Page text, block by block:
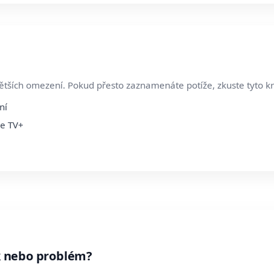
omezení. Pokud přesto zaznamenáte potíže, zkuste tyto
TV+
nebo problém?